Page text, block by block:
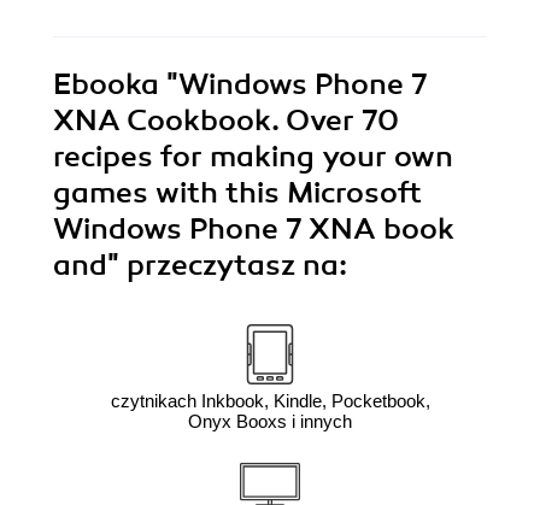
Ebooka "Windows Phone 7
XNA Cookbook. Over 70
recipes for making your own
games with this Microsoft
Windows Phone 7 XNA book
and" przeczytasz na:
czytnikach Inkbook, Kindle, Pocketbook,
Onyx Booxs i innych